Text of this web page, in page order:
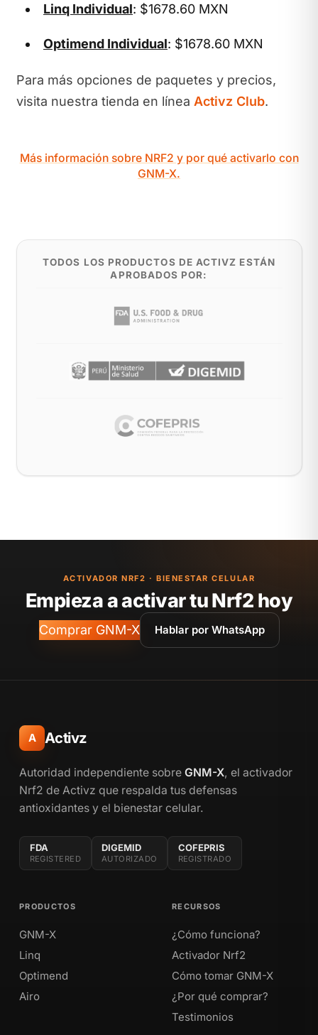
Linq Individual: $1678.60 MXN
Optimend Individual: $1678.60 MXN
Para más opciones de paquetes y precios,
visita nuestra tienda en línea Activz Club.
Más información sobre NRF2 y por qué activarlo con
GNM-X.
TODOS LOS PRODUCTOS DE ACTIVZ ESTÁN
APROBADOS POR:
ACTIVADOR NRF2 · BIENESTAR CELULAR
Empieza a activar tu Nrf2 hoy
Comprar GNM-X Hablar por WhatsApp
A Activz
Autoridad independiente sobre GNM-X, el activador
Nrf2 de Activz que respalda tus defensas
antioxidantes y el bienestar celular.
FDA
REGISTERED
DIGEMID
AUTORIZADO
COFEPRIS
REGISTRADO
PRODUCTOS
GNM-X
Linq
Optimend
Airo
RECURSOS
¿Cómo funciona?
Activador Nrf2
Cómo tomar GNM-X
¿Por qué comprar?
Testimonios